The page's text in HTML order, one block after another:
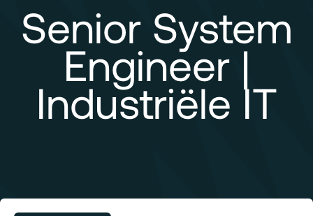
Senior System
Engineer |
Industriële IT